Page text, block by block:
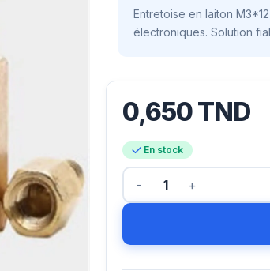
Entretoise en laiton
électroniques. Solution
0,650TND
En stock